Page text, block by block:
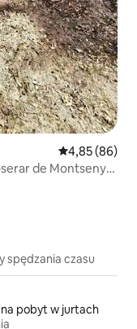
Średnia
4,85 (86)
de Montseny
spędzania czasu
pobyt w jurtach